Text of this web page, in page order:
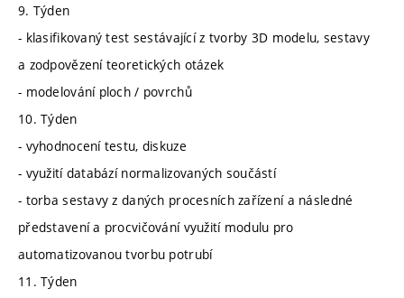
9. Týden
- klasifikovaný test sestávající z tvorby 3D modelu, sestavy
a zodpovězení teoretických otázek
- modelování ploch / povrchů
10. Týden
- vyhodnocení testu, diskuze
- využití databází normalizovaných součástí
- torba sestavy z daných procesních zařízení a následné
představení a procvičování využití modulu pro
automatizovanou tvorbu potrubí
11. Týden